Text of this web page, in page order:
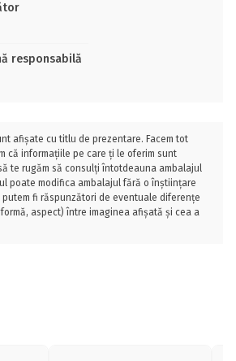
responsabilă
afișate cu titlu de prezentare. Facem tot
că informațiile pe care ți le oferim sunt
te rugăm să consulți întotdeauna ambalajul
poate modifica ambalajul fără o înștiințare
fi răspunzători de eventuale diferențe
aspect) între imaginea afișată și cea a